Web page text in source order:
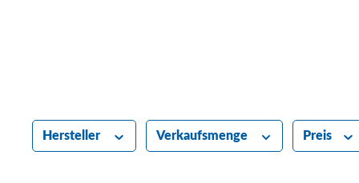
Hersteller Verkaufsmenge Preis